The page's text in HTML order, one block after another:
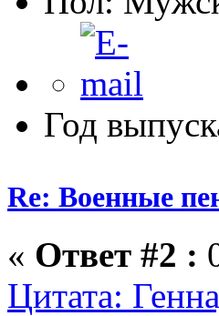
Год
Re: Военные
« Ответ #2 :
Цитата: